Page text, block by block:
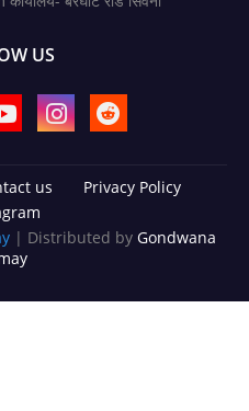
US
us
Privacy Policy
| Distributed by Gondwana